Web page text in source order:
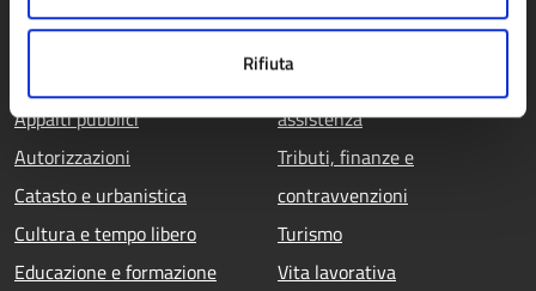
Rifiuta
Ambiente
Appalti pubblici
Autorizzazioni
Catasto e urbanistica
Cultura e tempo libero
Educazione e formazione
Mobilità e trasporti
Salute, benessere e
assistenza
Tributi, finanze e
contravvenzioni
Turismo
Vita lavorativa